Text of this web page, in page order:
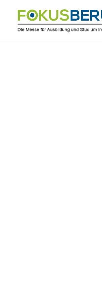
Zum